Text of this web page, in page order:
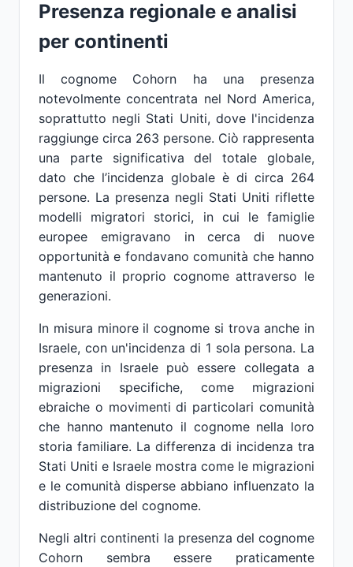
Presenza regionale e analisi
per continenti
Il cognome Cohorn ha una presenza
notevolmente concentrata nel Nord America,
soprattutto negli Stati Uniti, dove l'incidenza
raggiunge circa 263 persone. Ciò rappresenta
una parte significativa del totale globale,
dato che l’incidenza globale è di circa 264
persone. La presenza negli Stati Uniti riflette
modelli migratori storici, in cui le famiglie
europee emigravano in cerca di nuove
opportunità e fondavano comunità che hanno
mantenuto il proprio cognome attraverso le
generazioni.
In misura minore il cognome si trova anche in
Israele, con un'incidenza di 1 sola persona. La
presenza in Israele può essere collegata a
migrazioni specifiche, come migrazioni
ebraiche o movimenti di particolari comunità
che hanno mantenuto il cognome nella loro
storia familiare. La differenza di incidenza tra
Stati Uniti e Israele mostra come le migrazioni
e le comunità disperse abbiano influenzato la
distribuzione del cognome.
Negli altri continenti la presenza del cognome
Cohorn sembra essere praticamente